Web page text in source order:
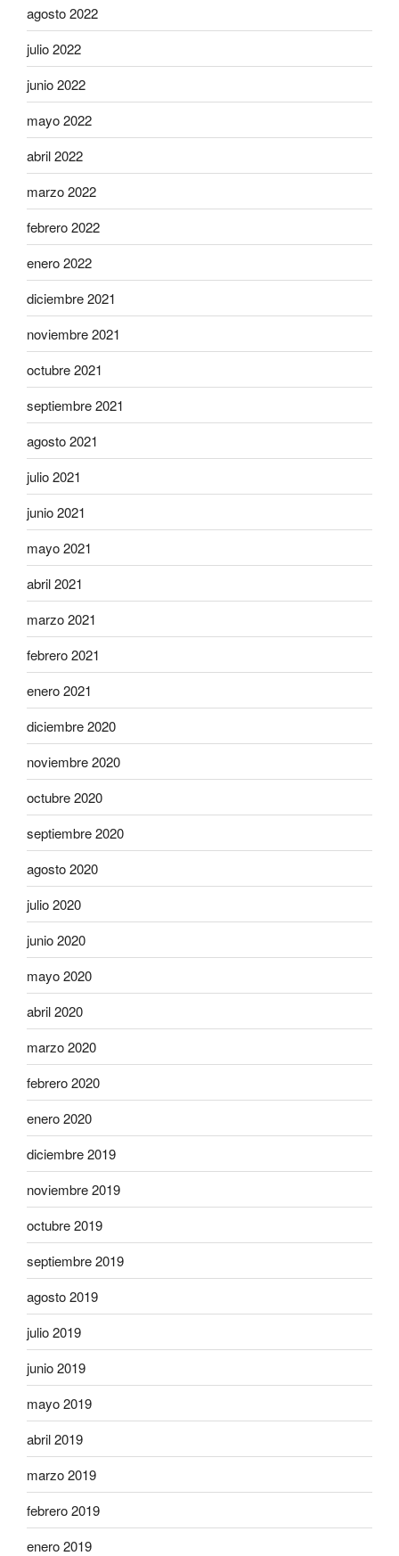
agosto 2022
julio 2022
junio 2022
mayo 2022
abril 2022
marzo 2022
febrero 2022
enero 2022
diciembre 2021
noviembre 2021
octubre 2021
septiembre 2021
agosto 2021
julio 2021
junio 2021
mayo 2021
abril 2021
marzo 2021
febrero 2021
enero 2021
diciembre 2020
noviembre 2020
octubre 2020
septiembre 2020
agosto 2020
julio 2020
junio 2020
mayo 2020
abril 2020
marzo 2020
febrero 2020
enero 2020
diciembre 2019
noviembre 2019
octubre 2019
septiembre 2019
agosto 2019
julio 2019
junio 2019
mayo 2019
abril 2019
marzo 2019
febrero 2019
enero 2019